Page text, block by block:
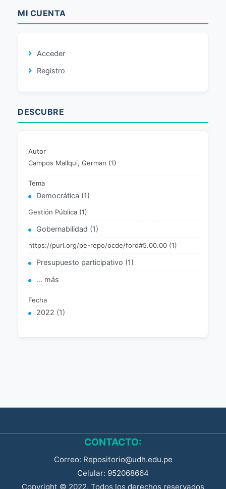
MI CUENTA
Acceder
Registro
DESCUBRE
Autor
Campos Mallqui, German (1)
Tema
Democrática (1)
Gestión Pública (1)
Gobernabilidad (1)
https://purl.org/pe-repo/ocde/ford#5.00.00 (1)
Presupuesto participativo (1)
... más
Fecha
2022 (1)
CONTACTO:
Correo: Repositorio@udh.edu.pe
Celular: 952068664
Copyright © 2022. Todos los derechos reservados